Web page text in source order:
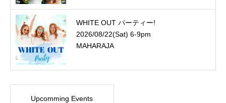
WHITE OUT パーティー!
2026/08/22(Sat) 6-9pm
MAHARAJA
Upcomming Events